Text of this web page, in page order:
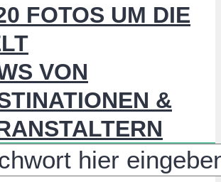
FOTOS UM DIE
VON
&